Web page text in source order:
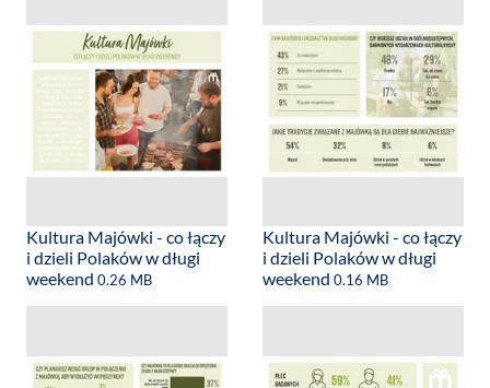
Kultura Majówki - co łączy
i dzieli Polaków w długi
weekend 0.26 MB
Kultura Majówki - co łączy
i dzieli Polaków w długi
weekend 0.16 MB